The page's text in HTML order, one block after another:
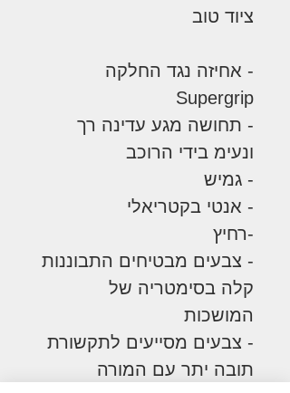
ציוד טוב
- אחיזה נגד החלקה
Supergrip
- תחושה מגע עדינה רך
ונעימ בידי הרוכב
- גמיש
- אנטי בקטריאלי
-רחיץ
- צבעים מבטיחים התבוננות
קלה בסימטריה של
המושכות
- צבעים מסייעים לתקשורת
תובה יתר עם המורה